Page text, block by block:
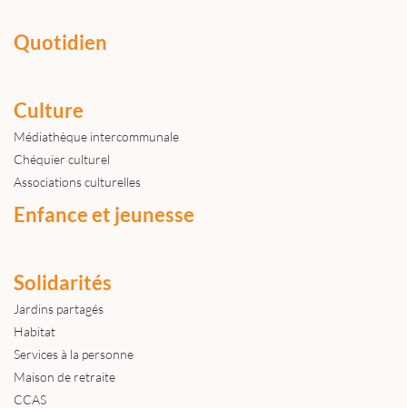
Quotidien
Culture
Médiathèque intercommunale
Chéquier culturel
Associations culturelles
Enfance et jeunesse
Solidarités
Jardins partagés
Habitat
Services à la personne
Maison de retraite
CCAS